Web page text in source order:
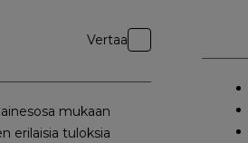
Vertaa
mukaan
erilaisia tuloksia